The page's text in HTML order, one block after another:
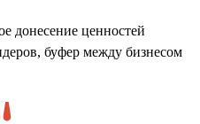
донесение ценностей
буфер между бизнесом